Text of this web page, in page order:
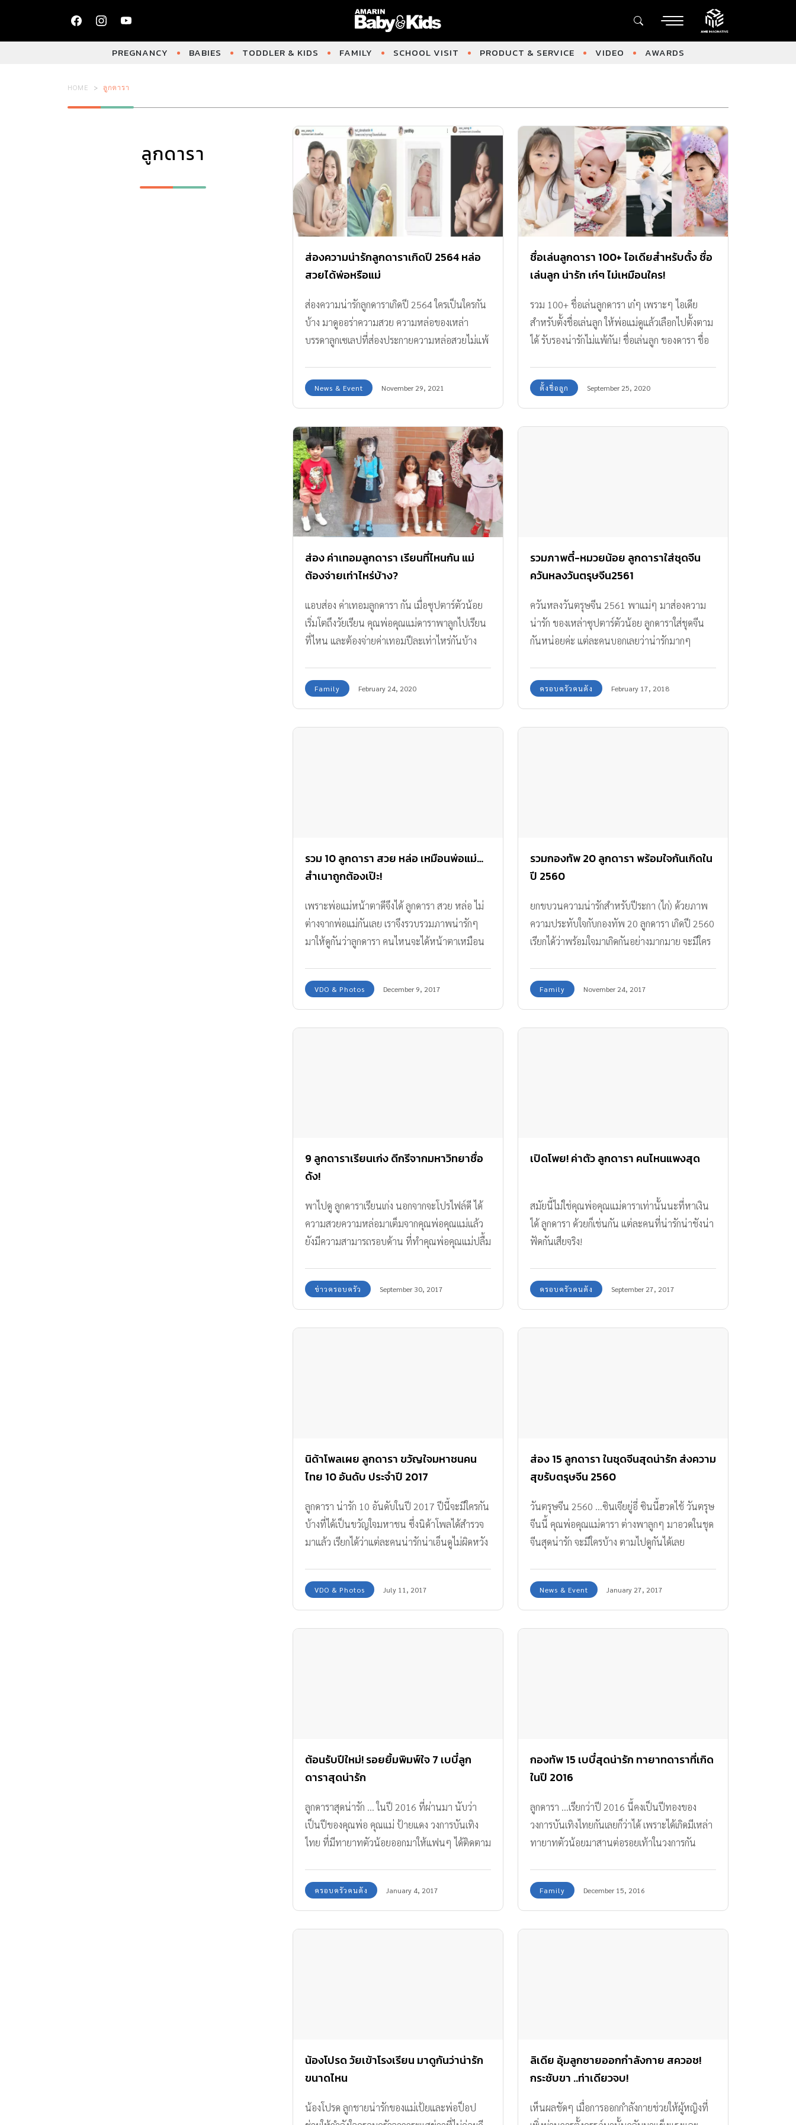
PREGNANCY BABIES TODDLER & KIDS FAMILY SCHOOL VISIT PRODUCT & SERVICE VIDEO AWARDS
HOME ลูกดารา
ลูกดารา
ส่องความน่ารักลูกดาราเกิดปี 2564 หล่อ
สวยได้พ่อหรือแม่
ส่องความน่ารักลูกดาราเกิดปี 2564 ใครเป็นใครกัน
บ้าง มาดูออร่าความสวย ความหล่อของเหล่า
บรรดาลูกเซเลปที่ส่องประกายความหล่อสวยไม่แพ้
News & Event November 29, 2021
ชื่อเล่นลูกดารา 100+ ไอเดียสำหรับตั้ง ชื่อ
เล่นลูก น่ารัก เก๋ๆ ไม่เหมือนใคร!
รวม 100+ ชื่อเล่นลูกดารา เก๋ๆ เพราะๆ ไอเดีย
สำหรับตั้งชื่อเล่นลูก ให้พ่อแม่ดูแล้วเลือกไปตั้งตาม
ได้ รับรองน่ารักไม่แพ้กัน! ชื่อเล่นลูก ของดารา ชื่อ
ตั้งชื่อลูก September 25, 2020
ส่อง ค่าเทอมลูกดารา เรียนที่ไหนกัน แม่
ต้องจ่ายเท่าไหร่บ้าง?
แอบส่อง ค่าเทอมลูกดารา กัน เมื่อซุปตาร์ตัวน้อย
เริ่มโตถึงวัยเรียน คุณพ่อคุณแม่ดาราพาลูกไปเรียน
ที่ไหน และต้องจ่ายค่าเทอมปีละเท่าไหร่กันบ้าง
Family February 24, 2020
รวมภาพตี๋-หมวยน้อย ลูกดาราใส่ชุดจีน
ควันหลงวันตรุษจีน2561
ควันหลงวันตรุษจีน 2561 พาแม่ๆ มาส่องความ
น่ารัก ของเหล่าซุปตาร์ตัวน้อย ลูกดาราใส่ชุดจีน
กันหน่อยค่ะ แต่ละคนบอกเลยว่าน่ารักมากๆ
ครอบครัวคนดัง February 17, 2018
รวม 10 ลูกดารา สวย หล่อ เหมือนพ่อแม่…
สำเนาถูกต้องเป๊ะ!
เพราะพ่อแม่หน้าตาดีจึงได้ ลูกดารา สวย หล่อ ไม่
ต่างจากพ่อแม่กันเลย เราจึงรวบรวมภาพน่ารักๆ
มาให้ดูกันว่าลูกดารา คนไหนจะได้หน้าตาเหมือน
VDO & Photos December 9, 2017
รวมกองทัพ 20 ลูกดารา พร้อมใจกันเกิดใน
ปี 2560
ยกขบวนความน่ารักสำหรับปีระกา (ไก่) ด้วยภาพ
ความประทับใจกับกองทัพ 20 ลูกดารา เกิดปี 2560
เรียกได้ว่าพร้อมใจมาเกิดกันอย่างมากมาย จะมีใคร
Family November 24, 2017
9 ลูกดาราเรียนเก่ง ดีกรีจากมหาวิทยาชื่อ
ดัง!
พาไปดู ลูกดาราเรียนเก่ง นอกจากจะโปรไฟล์ดี ได้
ความสวยความหล่อมาเต็มจากคุณพ่อคุณแม่แล้ว
ยังมีความสามารถรอบด้าน ที่ทำคุณพ่อคุณแม่ปลื้ม
ข่าวครอบครัว September 30, 2017
เปิดโพย! ค่าตัว ลูกดารา คนไหนแพงสุด
สมัยนี้ไม่ใช่คุณพ่อคุณแม่ดาราเท่านั้นนะที่หาเงิน
ได้ ลูกดารา ด้วยก็เช่นกัน แต่ละคนที่น่ารักน่าชังน่า
ฟัดกันเสียจริง!
ครอบครัวคนดัง September 27, 2017
นิด้าโพลเผย ลูกดารา ขวัญใจมหาชนคน
ไทย 10 อันดับ ประจำปี 2017
ลูกดารา น่ารัก 10 อันดับในปี 2017 ปีนี้จะมีใครกัน
บ้างที่ได้เป็นขวัญใจมหาชน ซึ่งนิด้าโพลได้สำรวจ
มาแล้ว เรียกได้ว่าแต่ละคนน่ารักน่าเอ็นดูไม่ผิดหวัง
VDO & Photos July 11, 2017
ส่อง 15 ลูกดารา ในชุดจีนสุดน่ารัก ส่งความ
สุขรับตรุษจีน 2560
วันตรุษจีน 2560 ...ซินเจียยู่อี่ ซินนี้ฮวดไช้ วันตรุษ
จีนนี้ คุณพ่อคุณแม่ดารา ต่างพาลูกๆ มาอวดในชุด
จีนสุดน่ารัก จะมีใครบ้าง ตามไปดูกันได้เลย
News & Event January 27, 2017
ต้อนรับปีใหม่! รอยยิ้มพิมพ์ใจ 7 เบบี๋ลูก
ดาราสุดน่ารัก
ลูกดาราสุดน่ารัก ... ในปี 2016 ที่ผ่านมา นับว่า
เป็นปีของคุณพ่อ คุณแม่ ป้ายแดง วงการบันเทิง
ไทย ที่มีทายาทตัวน้อยออกมาให้แฟนๆ ได้ติดตาม
ครอบครัวคนดัง January 4, 2017
กองทัพ 15 เบบี๋สุดน่ารัก ทายาทดาราที่เกิด
ในปี 2016
ลูกดารา …เรียกว่าปี 2016 นี้คงเป็นปีทองของ
วงการบันเทิงไทยกันเลยก็ว่าได้ เพราะได้เกิดมีเหล่า
ทายาทตัวน้อยมาสานต่อรอยเท้าในวงการกัน
Family December 15, 2016
น้องโปรด วัยเข้าโรงเรียน มาดูกันว่าน่ารัก
ขนาดไหน
น้องโปรด ลูกชายน่ารักของแม่เป้ยและพ่อป็อป
ลิเดีย อุ้มลูกชายออกกำลังกาย สควอช!
กระชับขา ..ท่าเดียวจบ!
เห็นผลชัดๆ เมื่อการออกกำลังกายช่วยให้ผู้หญิงที่